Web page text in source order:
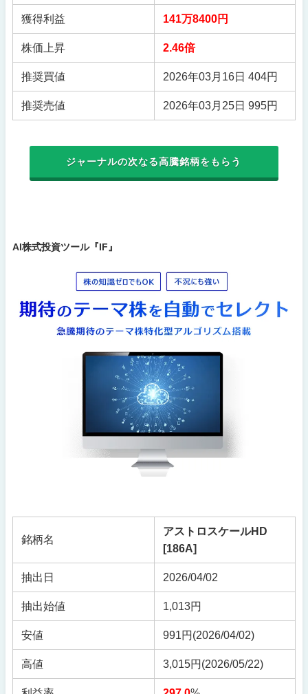
獲得利益 141万8400円
株価上昇 2.46倍
推奨買値 2026年03月16日 404円
推奨売値 2026年03月25日 995円
ジャーナルの次なる高騰銘柄をもらう
AI株式投資ツール『IF』
銘柄名
アストロスケールHD
[186A]
抽出日 2026/04/02
抽出始値 1,013円
安値 991円(2026/04/02)
高値 3,015円(2026/05/22)